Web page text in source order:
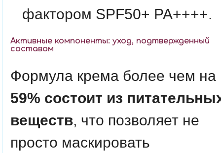
фактором SPF50+ PA++++.
Активные компоненты: уход, подтвержденный
составом
Формула крема более чем на
59% состоит из
веществ, что позволяет не
просто маскировать